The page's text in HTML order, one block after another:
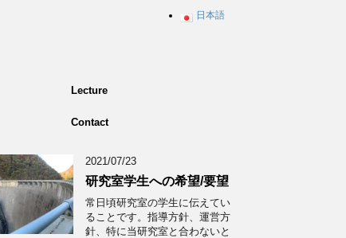
日本語
Lecture
Contact
2021/07/23
研究室学生への希望/要望
常日頃研究室の学生に伝えてい
ることです。指導方針、運営方
針、特に当研究室と合わないと